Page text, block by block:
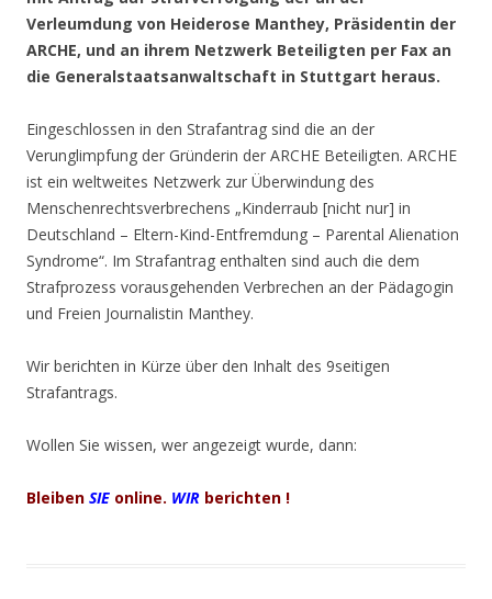
Verleumdung von Heiderose Manthey, Präsidentin der
ARCHE, und an ihrem Netzwerk Beteiligten per Fax an
die Generalstaatsanwaltschaft in Stuttgart heraus.
Eingeschlossen in den Strafantrag sind die an der
Verunglimpfung der Gründerin der ARCHE Beteiligten. ARCHE
ist ein weltweites Netzwerk zur Überwindung des
Menschenrechtsverbrechens „Kinderraub [nicht nur] in
Deutschland – Eltern-Kind-Entfremdung – Parental Alienation
Syndrome“. Im Strafantrag enthalten sind auch die dem
Strafprozess vorausgehenden Verbrechen an der Pädagogin
und Freien Journalistin Manthey.
Wir berichten in Kürze über den Inhalt des 9seitigen
Strafantrags.
Wollen Sie wissen, wer angezeigt wurde, dann:
Bleiben SIE online. WIR berichten !